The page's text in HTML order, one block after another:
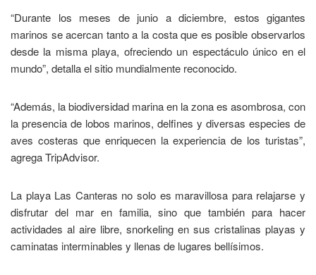
“Durante los meses de junio a diciembre, estos gigantes
marinos se acercan tanto a la costa que es posible observarlos
desde la misma playa, ofreciendo un espectáculo único en el
mundo”, detalla el sitio mundialmente reconocido.
“Además, la biodiversidad marina en la zona es asombrosa, con
la presencia de lobos marinos, delfines y diversas especies de
aves costeras que enriquecen la experiencia de los turistas”,
agrega TripAdvisor.
La playa Las Canteras no solo es maravillosa para relajarse y
disfrutar del mar en familia, sino que también para hacer
actividades al aire libre, snorkeling en sus cristalinas playas y
caminatas interminables y llenas de lugares bellísimos.